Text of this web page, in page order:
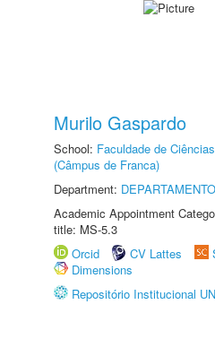
Murilo Gaspardo
School: Faculdade de
(Câmpus de Franca)
Department:
Academic Appointment
title: MS-5.3
Orcid
CV Lattes
Dimensions
Repositório Institucional